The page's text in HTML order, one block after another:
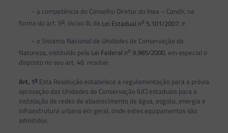
– a competência do Conselho Diretor do Inea – Condir, na
forma do art. 5o, inciso III, da Lei Estadual no 5.101/2007; e
– o Sistema Nacional de Unidades de Conservação da
Natureza, instituído pela Lei Federal no 9.985/2000, em especial o
disposto no seu art. 46. resolve:
Art. 1oEsta Resolução estabelece a regulamentação para a prévia
aprovação das Unidades de Conservação (UC) estaduais para a
instalação de redes de abastecimento de água, esgoto, energia e
infraestrutura urbana em geral, onde estes equipamentos são
admitidos.